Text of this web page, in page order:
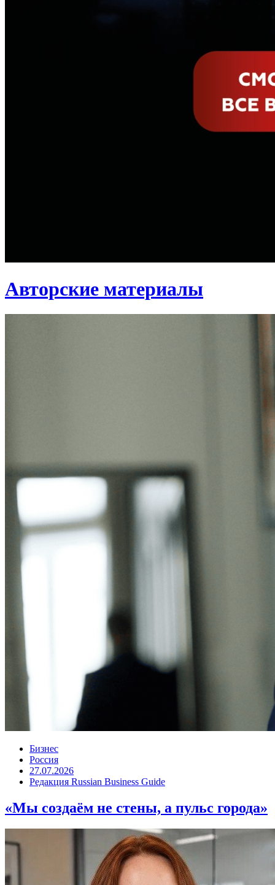
Авторские материалы
Бизнес
Россия
27.07.2026
Редакция Russian Business Guide
«Мы создаём не стены, а пульс города»